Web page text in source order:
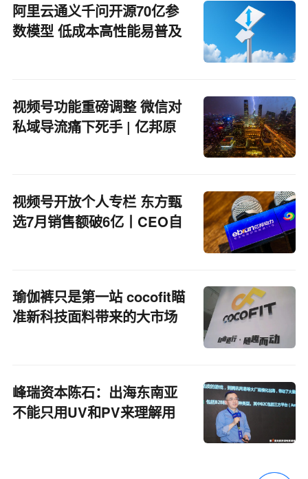
阿里云通义千问开源70亿参
数模型 低成本高性能易普及
视频号功能重磅调整 微信对
私域导流痛下死手 | 亿邦原
视频号开放个人专栏 东方甄
选7月销售额破6亿丨CEO自
瑜伽裤只是第一站 cocofit瞄
准新科技面料带来的大市场
峰瑞资本陈石：出海东南亚
不能只用UV和PV来理解用